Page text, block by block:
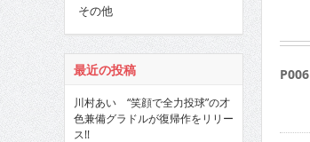
P006
その他
最近の投稿
川村あい “笑顔で全力投球”の才
色兼備グラドルが復帰作をリリー
ス!!